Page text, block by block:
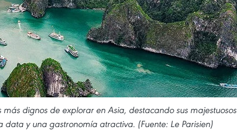
dignos de explorar en Asia, destacando sus majestuosos
y una gastronomía atractiva. (Fuente: Le Parisien)